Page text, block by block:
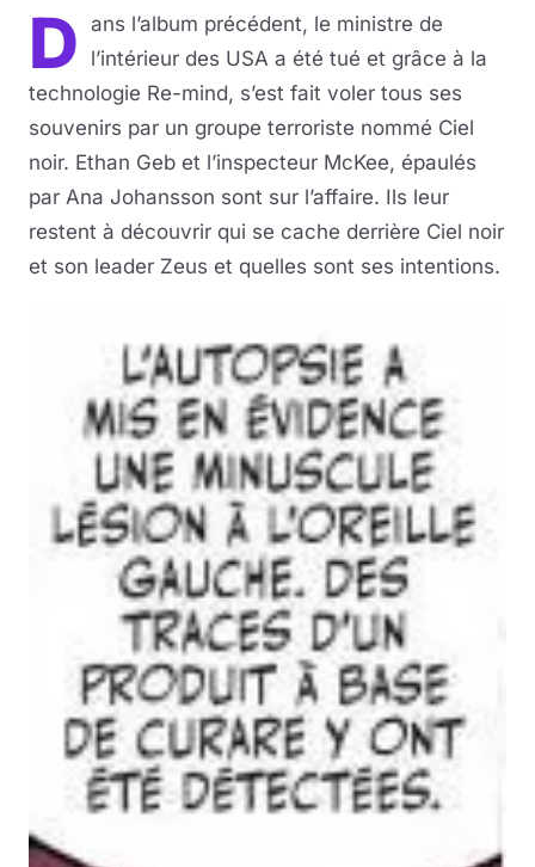
D ans l’album précédent, le ministre de
l’intérieur des USA a été tué et grâce à la
technologie Re-mind, s’est fait voler tous ses
souvenirs par un groupe terroriste nommé Ciel
noir. Ethan Geb et l’inspecteur McKee, épaulés
par Ana Johansson sont sur l’affaire. Ils leur
restent à découvrir qui se cache derrière Ciel noir
et son leader Zeus et quelles sont ses intentions.